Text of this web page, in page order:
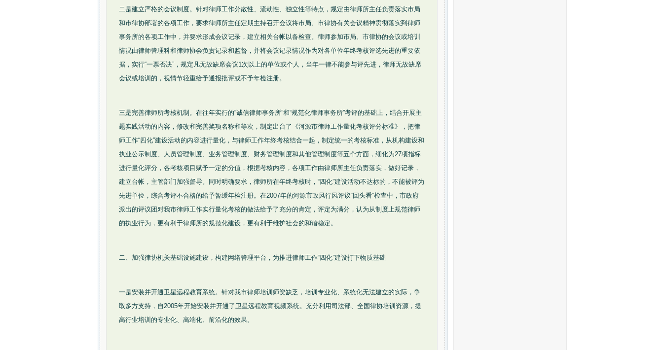
二是建立严格的会议制度。针对律师工作分散性、流动性、独立性等特点，规定由律师所主任负责落实市局
和市律协部署的各项工作，要求律师所主任定期主持召开会议将市局、市律协有关会议精神贯彻落实到律师
事务所的各项工作中，并要求形成会议记录，建立相关台帐以备检查。律师参加市局、市律协的会议或培训
情况由律师管理科和律师协会负责记录和监督，并将会议记录情况作为对各单位年终考核评选先进的重要依
据，实行“一票否决”，规定凡无故缺席会议1次以上的单位或个人，当年一律不能参与评先进，律师无故缺席
会议或培训的，视情节轻重给予通报批评或不予年检注册。
三是完善律师所考核机制。在往年实行的“诚信律师事务所”和“规范化律师事务所”考评的基础上，结合开展主
题实践活动的内容，修改和完善奖项名称和等次，制定出台了《河源市律师工作量化考核评分标准》，把律
师工作“四化”建设活动的内容进行量化，与律师工作年终考核结合一起，制定统一的考核标准，从机构建设和
执业公示制度、人员管理制度、业务管理制度、财务管理制度和其他管理制度等五个方面，细化为27项指标
进行量化评分，各考核项目赋予一定的分值，根据考核内容，各项工作由律师所主任负责落实，做好记录，
建立台帐，主管部门加强督导。同时明确要求，律师所在年终考核时，“四化”建设活动不达标的，不能被评为
先进单位，综合考评不合格的给予暂缓年检注册。在2007年的河源市政风行风评议“回头看”检查中，市政府
派出的评议团对我市律师工作实行量化考核的做法给予了充分的肯定，评定为满分，认为从制度上规范律师
的执业行为，更有利于律师所的规范化建设，更有利于维护社会的和谐稳定。
二、加强律协机关基础设施建设，构建网络管理平台，为推进律师工作“四化”建设打下物质基础
一是安装并开通卫星远程教育系统。针对我市律师培训师资缺乏，培训专业化、系统化无法建立的实际，争
取多方支持，自2005年开始安装并开通了卫星远程教育视频系统。充分利用司法部、全国律协培训资源，提
高行业培训的专业化、高端化、前沿化的效果。